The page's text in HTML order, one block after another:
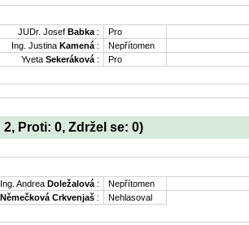
JUDr. Josef Babka :
Pro
Ing. Justina Kamená :
Nepřítomen
Yveta Sekeráková : Pro
2, Proti: 0, Zdržel se: 0)
Ing. Andrea Doležalová :
Nepřítomen
Němečková Crkvenjaš : Nehlasoval